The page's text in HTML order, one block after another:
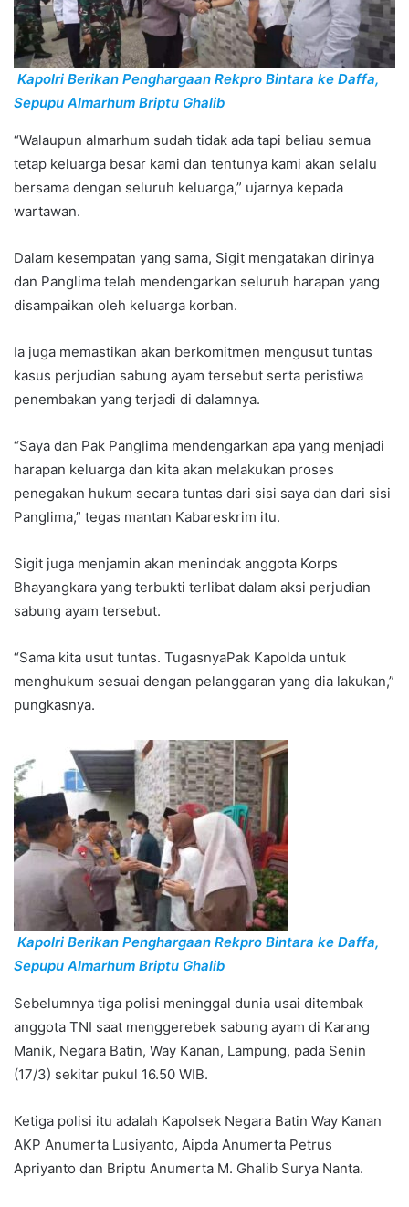
Kapolri Berikan Penghargaan Rekpro Bintara ke Daffa,
Sepupu Almarhum Briptu Ghalib
“Walaupun almarhum sudah tidak ada tapi beliau semua
tetap keluarga besar kami dan tentunya kami akan selalu
bersama dengan seluruh keluarga,” ujarnya kepada
wartawan.
Dalam kesempatan yang sama, Sigit mengatakan dirinya
dan Panglima telah mendengarkan seluruh harapan yang
disampaikan oleh keluarga korban.
Ia juga memastikan akan berkomitmen mengusut tuntas
kasus perjudian sabung ayam tersebut serta peristiwa
penembakan yang terjadi di dalamnya.
“Saya dan Pak Panglima mendengarkan apa yang menjadi
harapan keluarga dan kita akan melakukan proses
penegakan hukum secara tuntas dari sisi saya dan dari sisi
Panglima,” tegas mantan Kabareskrim itu.
Sigit juga menjamin akan menindak anggota Korps
Bhayangkara yang terbukti terlibat dalam aksi perjudian
sabung ayam tersebut.
“Sama kita usut tuntas. TugasnyaPak Kapolda untuk
menghukum sesuai dengan pelanggaran yang dia lakukan,”
pungkasnya.
Kapolri Berikan Penghargaan Rekpro Bintara ke Daffa,
Sepupu Almarhum Briptu Ghalib
Sebelumnya tiga polisi meninggal dunia usai ditembak
anggota TNI saat menggerebek sabung ayam di Karang
Manik, Negara Batin, Way Kanan, Lampung, pada Senin
(17/3) sekitar pukul 16.50 WIB.
Ketiga polisi itu adalah Kapolsek Negara Batin Way Kanan
AKP Anumerta Lusiyanto, Aipda Anumerta Petrus
Apriyanto dan Briptu Anumerta M. Ghalib Surya Nanta.